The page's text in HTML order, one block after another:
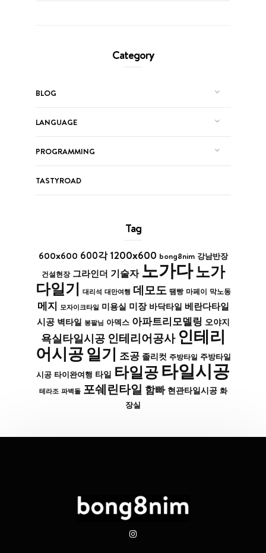
Category
BLOG
LANGUAGE
PROGRAMMING
TASTYROAD
Tag
600x600 600각 1200x600 bong8nim 강남반장
건설현장 그라인더 기술자 노가다노가
다일기 대리석 대만여행 데모도 땜빵 마페이 막노동
메지 모자이크타일 미용실 미장 바닥타일 베란다타일
시공 벽타일 봉팔님 아덱스 아파트리모델링 오야지
욕실타일시공 인테리어공사 인테리
어시공 일기 조공 졸리컷 주방타일 주방타일
시공 타이완여행 타일 타일공타일시공
테라조 파벽돌 포쉐린타일 함빠 현관타일시공 화
장실